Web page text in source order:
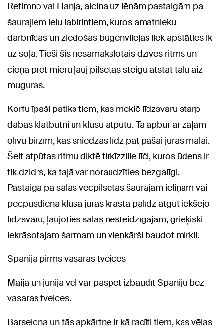
Retimno vai Hanja, aicina uz lēnām pastaigām pa
šaurajiem ielu labirintiem, kuros amatnieku
darbnīcas un ziedošas bugenvilejas liek apstāties ik
uz soļa. Tieši šis nesamākslotais dzīves ritms un
cieņa pret mieru ļauj pilsētas steigu atstāt tālu aiz
muguras.
Korfu īpaši patiks tiem, kas meklē līdzsvaru starp
dabas klātbūtni un klusu atpūtu. Tā apbur ar zaļām
olīvu birzīm, kas sniedzas līdz pat pašai jūras malai.
Šeit atpūtas ritmu diktē tirkīzzilie līči, kuros ūdens ir
tik dzidrs, ka tajā var noraudzīties bezgalīgi.
Pastaiga pa salas vecpilsētas šaurajām ieliņām vai
pēcpusdiena klusā jūras krastā palīdz atgūt iekšējo
līdzsvaru, ļaujoties salas nesteidzīgajam, grieķiski
iekrāsotajam šarmam un vienkārši baudot mirkli.
Spānija pirms vasaras tveices
Maijā un jūnijā vēl var paspēt izbaudīt Spāniju bez
vasaras tveices.
Barselona un tās apkārtne ir kā radīti tiem, kas vēlas